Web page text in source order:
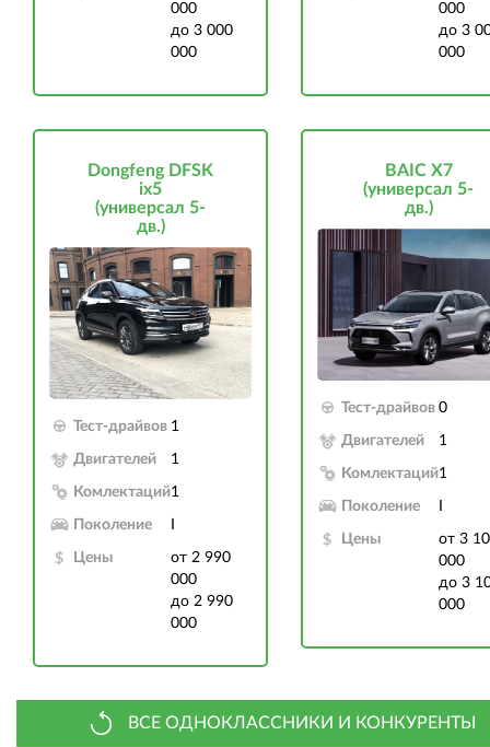
000
до 3 000
000
000
до 3
000
Dongfeng DFSK
ix5
(универсал 5-
дв.)
Тест-драйвов 1
Двигателей 1
Комлектаций1
Поколение
Цены
от 2 990
000
до 2 990
000
BAIC X7
(универсал 5-
дв.)
Тест-драйвов 0
Двигателей 1
Комлектаций1
Поколение
Цены
от 3
000
до 3
000
ВСЕ ОДНОКЛАССНИКИ И КОНКУРЕНТЫ